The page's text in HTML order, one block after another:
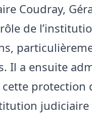
Coudray,
de
Il a ensuite
cette protection
judiciaire